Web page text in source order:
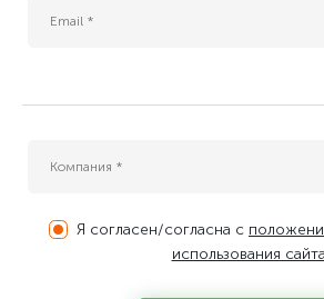
Я согласен/согласна с
использования сайта